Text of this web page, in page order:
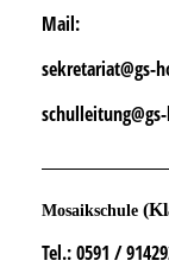
Mail:
sekretariat@gs-
Mosaikschule
Tel.: 0591 /